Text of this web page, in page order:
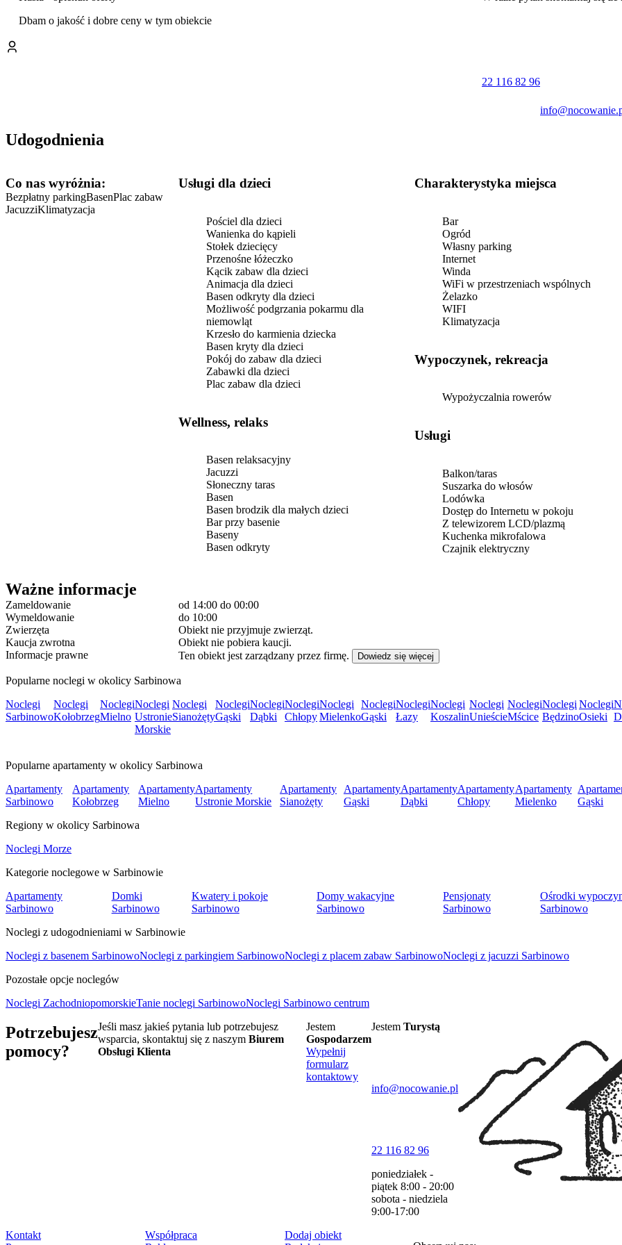
Dbam o jakość i dobre ceny w tym obiekcie
22 116 82 96
Udogodnienia
Co nas wyróżnia:
Bezpłatny parkingBasenPlac zabaw
JacuzziKlimatyzacja
usługi dla dzieci
Pościel dla dzieci
Wanienka do kąpieli
Stołek dziecięcy
Przenośne łóżeczko
Kącik zabaw dla dzieci
Animacja dla dzieci
Basen odkryty dla dzieci
Możliwość podgrzania pokarmu dla
niemowląt
Krzesło do karmienia dziecka
Basen kryty dla dzieci
Pokój do zabaw dla dzieci
Zabawki dla dzieci
Plac zabaw dla dzieci
Wellness, relaks
Basen relaksacyjny
Jacuzzi
Słoneczny taras
Basen
Basen brodzik dla małych dzieci
Bar przy basenie
Baseny
Basen odkryty
Charakterystyka miejsca
Bar
Ogród
Własny parking
Internet
Winda
WiFi w przestrzeniach wspólnych
Żelazko
WIFI
Klimatyzacja
Wypoczynek, rekreacja
Wypożyczalnia rowerów
Usługi
Balkon/taras
Suszarka do włosów
Lodówka
Dostęp do Internetu w pokoju
Z telewizorem LCD/plazmą
Kuchenka mikrofalowa
Czajnik elektryczny
Ważne informacje
Zameldowanie od 14:00 do 00:00
Wymeldowanie
do 10:00
Zwierzęta
Obiekt nie przyjmuje zwierząt.
Kaucja zwrotna
Obiekt nie pobiera kaucji.
Informacje prawne
Ten obiekt jest zarządzany przez firmę. Dowiedz się więcej
Popularne noclegi w okolicy Sarbinowa
Noclegi
Sarbinowo
Noclegi
Kołobrzeg
Noclegi
Mielno
Noclegi
Ustronie
Morskie
Noclegi
Sianożęty
Noclegi
Gąski
Noclegi
Dąbki
Noclegi
Chłopy
Noclegi
Mielenko
Noclegi
Gąski
Noclegi
Łazy
Noclegi
Koszalin
Noclegi
Unieście
Noclegi
Mścice
Noclegi
Będzino
Noclegi
Osieki
Popularne apartamenty w okolicy Sarbinowa
Apartamenty
Sarbinowo
Apartamenty
Kołobrzeg
Apartamenty
Mielno
Apartamenty
Ustronie Morskie
Apartamenty
Sianożęty
Apartamenty
Gąski
Apartamenty
Dąbki
Apartamenty
Chłopy
Apartamenty
Mielenko
Gąski
Regiony w okolicy Sarbinowa
Noclegi Morze
Kategorie noclegowe w Sarbinowie
Apartamenty
Sarbinowo
Domki
Sarbinowo
Kwatery i pokoje
Sarbinowo
Domy wakacyjne
Sarbinowo
Pensjonaty
Sarbinowo
Ośrodki
Sarbinowo
Noclegi z udogodnieniami w Sarbinowie
Noclegi z basenem SarbinowoNoclegi z parkingiem SarbinowoNoclegi z placem zabaw SarbinowoNoclegi z jacuzzi Sarbinowo
Pozostałe opcje noclegów
Noclegi ZachodniopomorskieTanie noclegi SarbinowoNoclegi Sarbinowo centrum
Potrzebujesz
pomocy?
Jeśli masz jakieś pytania lub potrzebujesz
wsparcia, skontaktuj się z naszym Biurem
Obsługi Klienta
Jestem
Gospodarzem
Wypełnij
formularz
kontaktowy
Jestem Turystą
info@nocowanie.pl
22 116 82 96
poniedziałek -
piątek 8:00 - 20:00
sobota - niedziela
9:00-17:00
Kontakt
Współpraca
Dodaj obiekt